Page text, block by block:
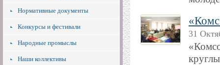
Нормативные документы
Конкурсы и фестивали
Народные промыслы
Наши коллективы
31